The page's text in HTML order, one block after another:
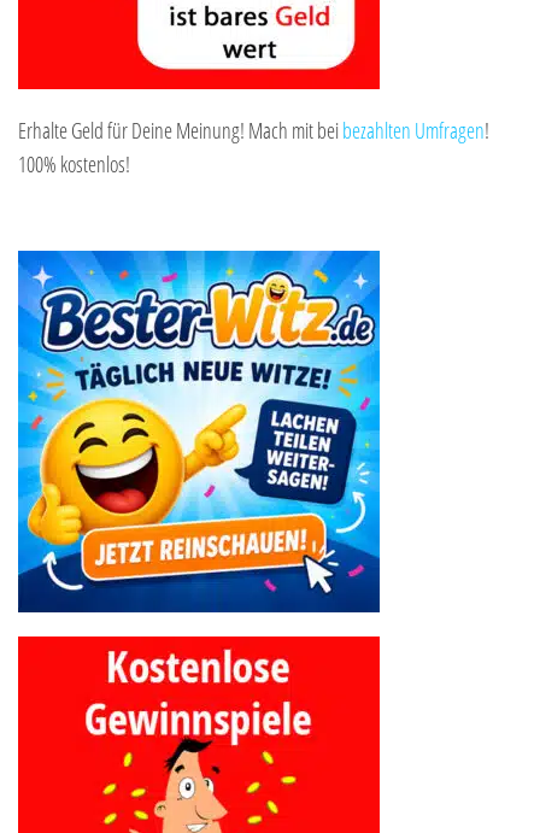
Erhalte Geld für Deine Meinung! Mach mit beibezahlten Umfragen!
100% kostenlos!